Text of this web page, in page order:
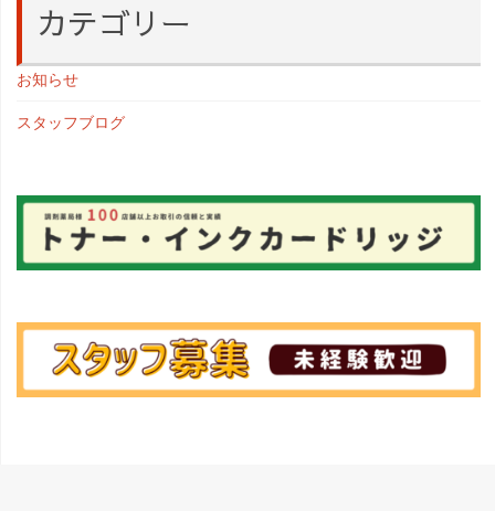
カテゴリー
お知らせ
スタッフブログ